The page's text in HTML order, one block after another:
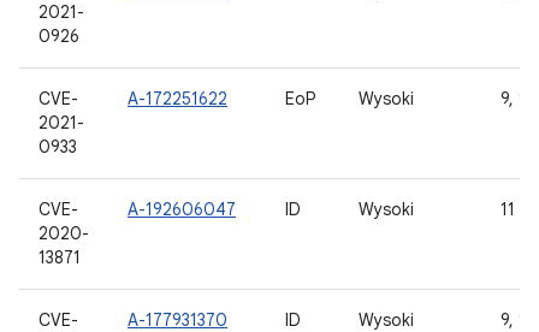
2021-
0926
CVE-
2021-
0933
A-172251622 EoP Wysoki 9,
CVE-
2020-
13871
A-192606047 ID Wysoki 11
CVE-
A-177931370 ID Wysoki 9,